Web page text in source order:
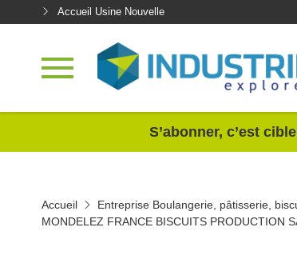
Accueil Usine Nouvelle
S’abonner, c’est
Accueil Entreprise Boulangerie, pâtisserie,
MONDELEZ FRANCE BISCUITS PRODUCTION